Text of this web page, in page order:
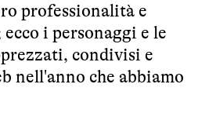
professionalità e
i personaggi e le
condivisi e
nell'anno che abbiamo